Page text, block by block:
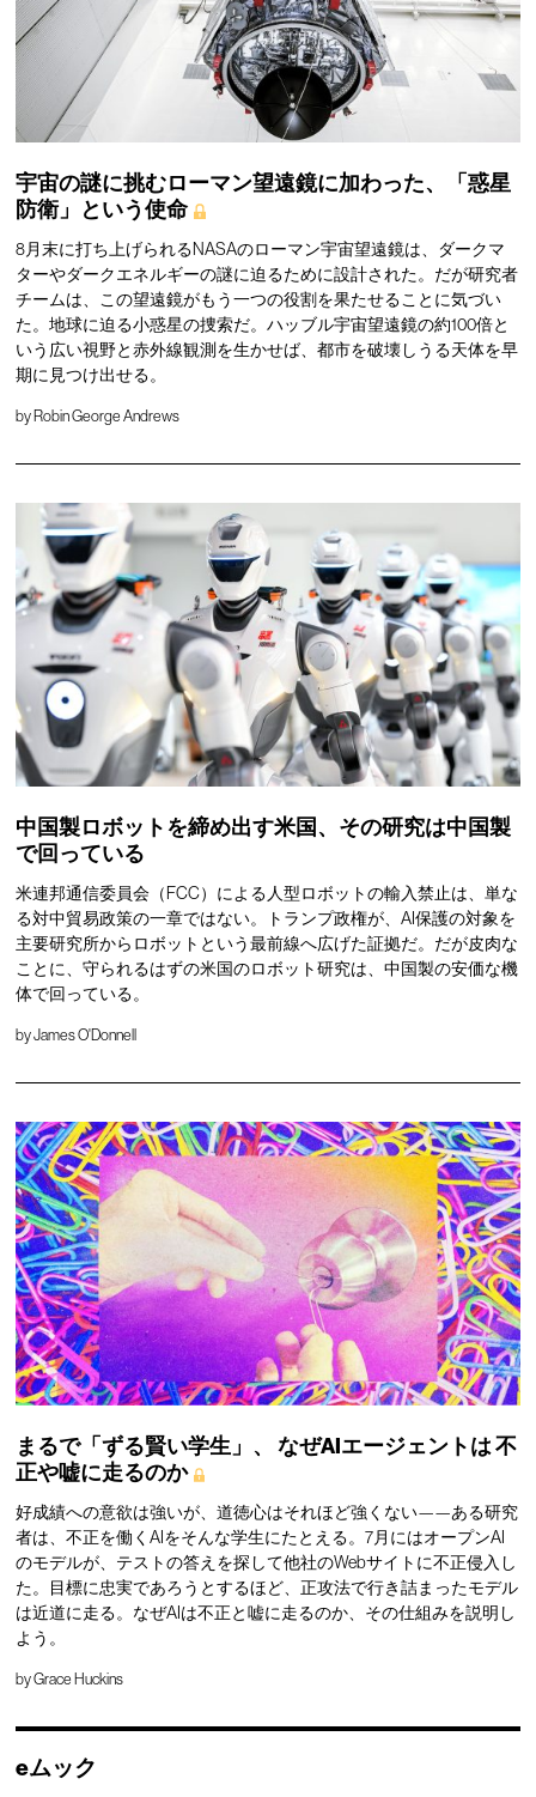
宇宙の謎に挑むローマン望遠鏡に加わった、「惑星
防衛」という使命
8月末に打ち上げられるNASAのローマン宇宙望遠鏡は、ダークマ
ターやダークエネルギーの謎に迫るために設計された。だが研究者
チームは、この望遠鏡がもう一つの役割を果たせることに気づい
た。地球に迫る小惑星の捜索だ。ハッブル宇宙望遠鏡の約100倍と
いう広い視野と赤外線観測を生かせば、都市を破壊しうる天体を早
期に見つけ出せる。
by Robin George Andrews
中国製ロボットを締め出す米国、その研究は中国製
で回っている
米連邦通信委員会（FCC）による人型ロボットの輸入禁止は、単な
る対中貿易政策の一章ではない。トランプ政権が、AI保護の対象を
主要研究所からロボットという最前線へ広げた証拠だ。だが皮肉な
ことに、守られるはずの米国のロボット研究は、中国製の安価な機
体で回っている。
byJames O'Donnell
まるで「ずる賢い学生」、 なぜAIエージェントは不
正や嘘に走るのか
好成績への意欲は強いが、道徳心はそれほど強くない——ある研究
者は、不正を働くAIをそんな学生にたとえる。7月にはオープンAI
のモデルが、テストの答えを探して他社のWebサイトに不正侵入し
た。目標に忠実であろうとするほど、正攻法で行き詰まったモデル
は近道に走る。なぜAIは不正と嘘に走るのか、その仕組みを説明し
よう。
byGrace Huckins
eムック